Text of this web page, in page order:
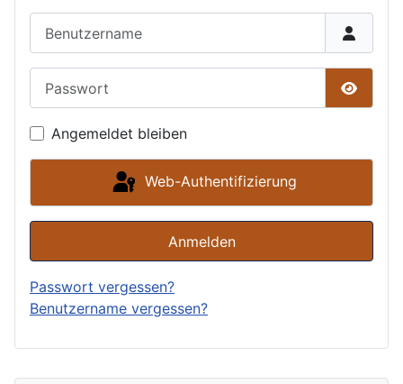
Angemeldet bleiben
Web-Authentifizierung
Anmelden
Passwort vergessen?
Benutzername vergessen?